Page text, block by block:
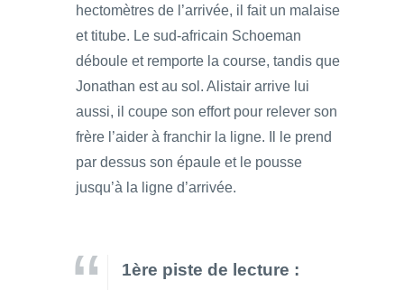
hectomètres de l’arrivée, il fait un malaise
et titube. Le sud-africain Schoeman
déboule et remporte la course, tandis que
Jonathan est au sol. Alistair arrive lui
aussi, il coupe son effort pour relever son
frère l’aider à franchir la ligne. Il le prend
par dessus son épaule et le pousse
jusqu’à la ligne d’arrivée.
1ère piste de lecture :